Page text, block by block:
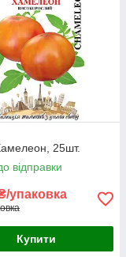
25шт.
відправки
упаковка
Купити